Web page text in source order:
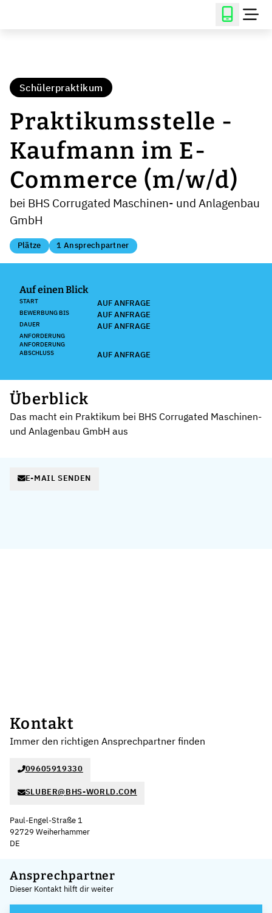
Schülerpraktikum
Praktikumsstelle -
Kaufmann im E-
Commerce (m/w/d)
bei BHS Corrugated Maschinen- und Anlagenbau
GmbH
Plätze 1 Ansprechpartner
Auf einen Blick
START AUF ANFRAGE
BEWERBUNG BIS AUF ANFRAGE
DAUER AUF ANFRAGE
ANFORDERUNG
ANFORDERUNG
ABSCHLUSS
AUF ANFRAGE
Überblick
Das macht ein Praktikum bei BHS Corrugated Maschinen-
und Anlagenbau GmbH aus
E-MAIL SENDEN
Kontakt
Immer den richtigen Ansprechpartner finden
09605919330
SLUBER@BHS-WORLD.COM
Paul-Engel-Straße 1
92729 Weiherhammer
DE
+
−
Ansprechpartner
Dieser Kontakt hilft dir weiter